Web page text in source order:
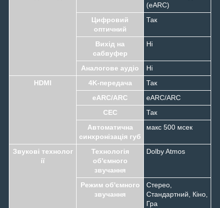
(eARC)
Цифровий
оптичний
Так
Вихід на
сабвуфер
Ні
Аналогове аудіо
Ні
HDMI
4K-передача
Так
eARC/ARC
eARC/ARC
CEC
Так
Автоматична
синхронізація губ
макс 500 мсек
Звукові технолог
ії
Технологія
об'ємного
звучання
Dolby Atmos
Режим об'ємного
звучання
Стерео,
Стандартний, Кіно,
Гра